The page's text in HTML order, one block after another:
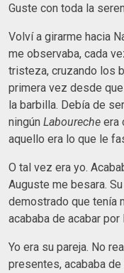
Guste con toda la
Volví a girarme hacia
me observaba, cada
tristeza, cruzando los
primera vez desde
la barbilla. Debía de
ningún Laboureche era
aquello era lo que le
O tal vez era yo.
Auguste me besara.
demostrado que tenía
acababa de acabar
Yo era su pareja. No
presentes, acababa